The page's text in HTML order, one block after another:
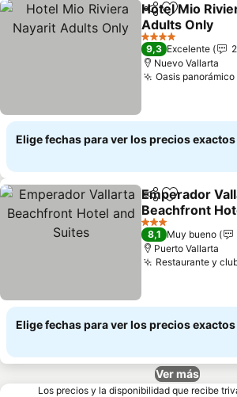
CompartirAgregar a
Hotel Mio
Adults Only
Ver precios
4 Estrellas
9,3 Excelente
Nuevo Vallarta
Oasis
Elige fechas para ver los precios exactos
CompartirAgregar a
Emperador
Beachfront
Suites
Ver precios
3 Estrellas
8,1 Muy bueno
Puerto Vallarta
Restaurante y
Elige fechas para ver los precios exactos
Ver más
Los precios y la disponibilidad que recibe